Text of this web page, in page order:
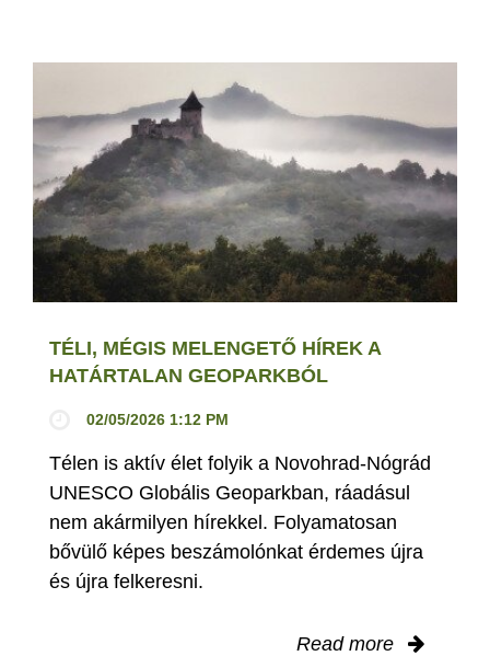
TÉLI, MÉGIS MELENGETŐ HÍREK A
HATÁRTALAN GEOPARKBÓL
02/05/2026 1:12 PM
Télen is aktív élet folyik a Novohrad-Nógrád
UNESCO Globális Geoparkban, ráadásul
nem akármilyen hírekkel. Folyamatosan
bővülő képes beszámolónkat érdemes újra
és újra felkeresni.
Read more